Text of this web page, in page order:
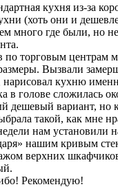
кухня из-за
(хоть они и
много где были, но
по торговым центрам
Вызвали
нарисовал кухню
в голове сложилась
дешевый вариант, но
такой, как мне
нам установили
нашим кривым
верхних
Рекомендую!